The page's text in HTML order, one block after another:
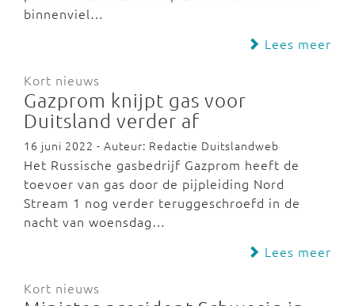
binnenviel…
Lees meer
Kort nieuws
Gazprom knijpt gas voor
Duitsland verder af
16 juni 2022 - Auteur: Redactie Duitslandweb
Het Russische gasbedrijf Gazprom heeft de
toevoer van gas door de pijpleiding Nord
Stream 1 nog verder teruggeschroefd in de
nacht van woensdag…
Lees meer
Kort nieuws